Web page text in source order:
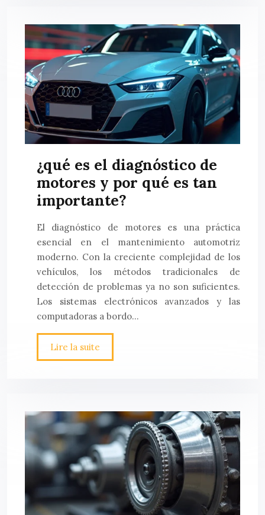
¿qué es el diagnóstico de
motores y por qué es tan
importante?
El diagnóstico de motores es una práctica
esencial en el mantenimiento automotriz
moderno. Con la creciente complejidad de los
vehículos, los métodos tradicionales de
detección de problemas ya no son suficientes.
Los sistemas electrónicos avanzados y las
computadoras a bordo…
Lire la suite